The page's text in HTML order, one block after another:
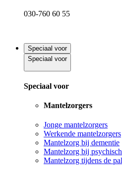
030-760 60 55
Speciaal voor
Speciaal voor
Speciaal voor
Mantelzorgers
Jonge mantelzorgers
Werkende mantelzorgers
Mantelzorg bij dementie
Mantelzorg bij
Mantelzorg tijdens de